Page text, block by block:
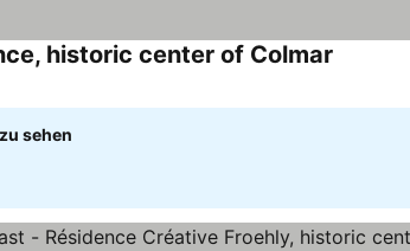
historic center of Colmar
sehen